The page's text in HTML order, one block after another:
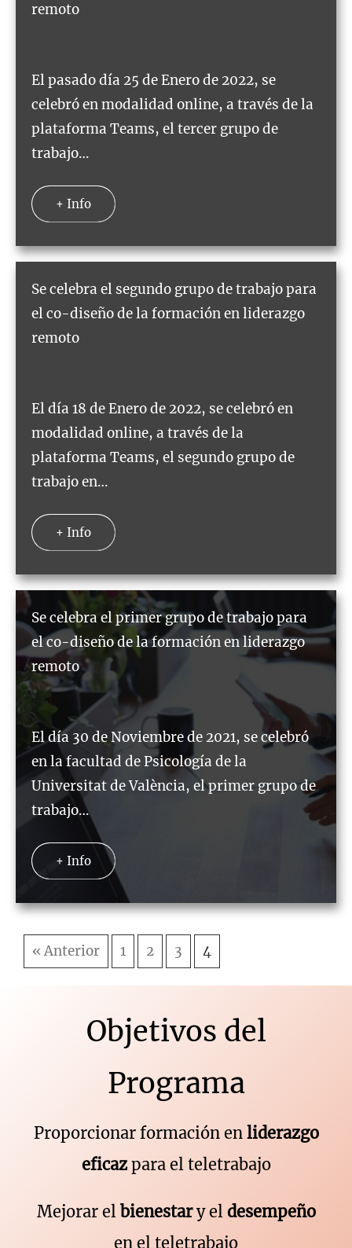
remoto
El pasado día 25 de Enero de 2022, se
celebró en modalidad online, a través de la
plataforma Teams, el tercer grupo de
trabajo…
+ Info
Se celebra el segundo grupo de trabajo para
el co-diseño de la formación en liderazgo
remoto
El día 18 de Enero de 2022, se celebró en
modalidad online, a través de la
plataforma Teams, el segundo grupo de
trabajo en…
+ Info
Se celebra el primer grupo de trabajo para
el co-diseño de la formación en liderazgo
remoto
El día 30 de Noviembre de 2021, se celebró
en la facultad de Psicología de la
Universitat de València, el primer grupo de
trabajo…
+ Info
« Anterior 1 2 3 4
Objetivos del
Programa
Proporcionar formación en liderazgo
eficazpara el teletrabajo
Mejorar el bienestary el desempeño
en el teletrabajo